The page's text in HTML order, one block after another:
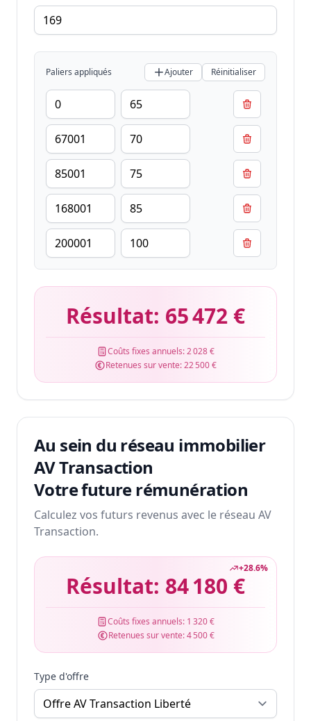
Paliers appliqués Ajouter Réinitialiser
Résultat: 65 472 €
Coûts fixes annuels:2 028 €
Retenues sur vente:22 500 €
Au sein du réseau immobilier
AV Transaction
Votre future rémunération
Calculez vos futurs revenus avec le réseau AV
Transaction.
+28.6%
Résultat: 84 180 €
Coûts fixes annuels: 1 320 €
Retenues sur vente:4 500 €
Type d'offre